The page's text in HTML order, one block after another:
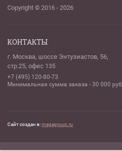
Copyright © 2016 - 2026
КОНТАКТЫ
г. Москва, шоссе Энтузиастов, 56,
стр.25, офис 135
+7 (495) 120-80-73
Минимальная сумма заказа - 30 000 руб
Сайт создан в:megagroup.ru